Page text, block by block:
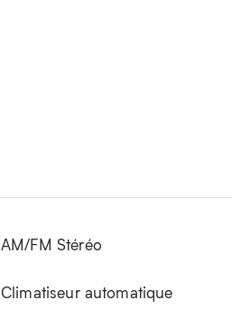
AM/FM Stéréo
Climatiseur automatique